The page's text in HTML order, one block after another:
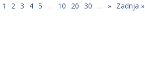
1 2 3 4 5 … 10 20 30 … » Zadnja »